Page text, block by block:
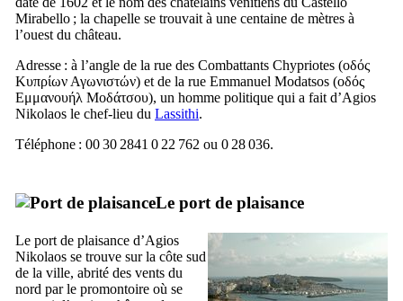
Mirabello ; la chapelle se trouvait à une centaine de mètres à
l’ouest du château.
Adresse : à l’angle de la rue des Combattants Chypriotes (οδός
Κυπρίων Αγωνιστών) et de la rue Emmanuel Modatsos (οδός
Εμμανουήλ Μοδάτσου), un homme politique qui a fait d’Agios
Nikolaos le chef-lieu du Lassithi.
Téléphone : 00 30 2841 0 22 762 ou 0 28 036.
Le port de plaisance
Le port de plaisance d’Agios
Nikolaos se trouve sur la côte sud
de la ville, abrité des vents du
nord par le promontoire où se